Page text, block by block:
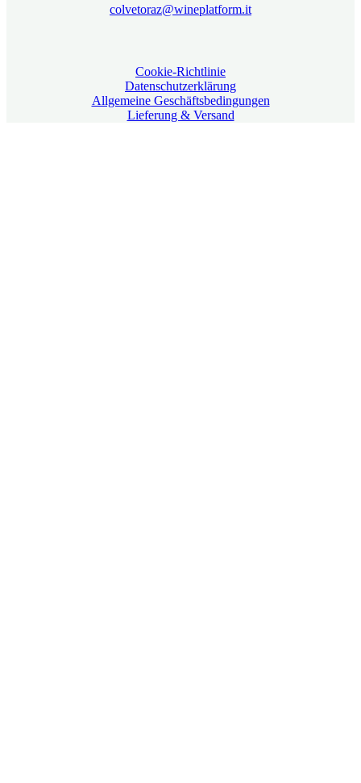
colvetoraz@wineplatform.it
Cookie-Richtlinie
Datenschutzerklärung
Allgemeine Geschäftsbedingungen
Lieferung & Versand